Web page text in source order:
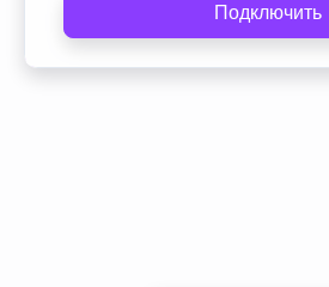
Подключить